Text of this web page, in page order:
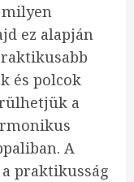
ez alapján
és polcok
a
A
praktikusság